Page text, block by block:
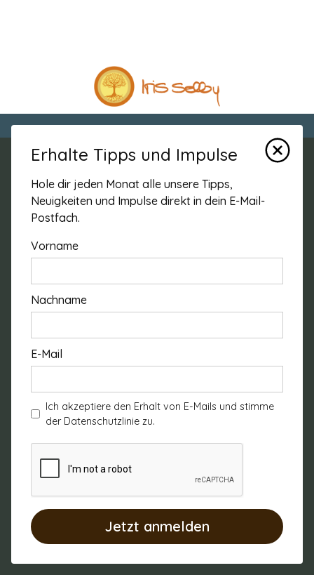
Adresse
Iris Selby
5522 Tägerig
076 309 18 11
mail@irisselby.ch
Erhalte Tipps und Impulse
Hole dir jeden Monat alle unsere Tipps,
Neuigkeiten und Impulse direkt in dein E-Mail-
Postfach.
Vorname
Nachname
E-Mail
Ich akzeptiere den Erhalt von E-Mails und stimme
der Datenschutzlinie zu.
Erziehungsberatung
Familienberatung
Schulkrise
ADHS/ASS Begleitung
Supervision
Reiki Behandlung und Ausbildung